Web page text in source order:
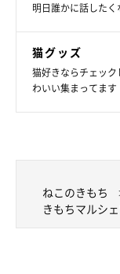
明日誰かに話した
猫グッズ
猫好きならチェッ
わいい集まってます
ねこのきもち
きもちマルシ